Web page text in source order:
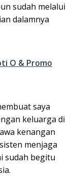
sudah melalui
dalamnya
O & Promo
saya
keluarga di
kenangan
menjaga
sudah begitu